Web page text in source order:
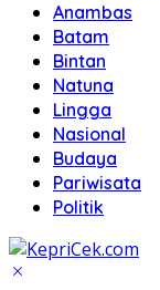
Anambas
Batam
Bintan
Natuna
Lingga
Nasional
Budaya
Pariwisata
Politik